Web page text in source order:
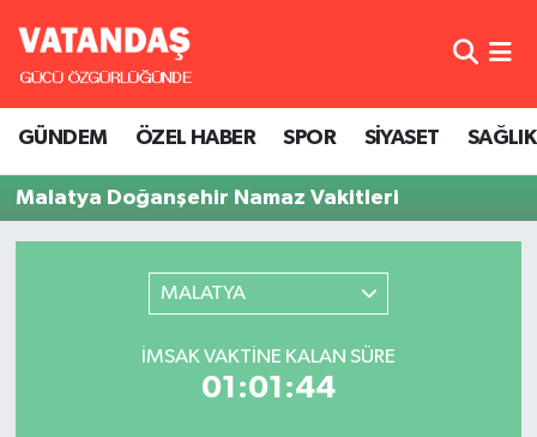
GÜNDEM ÖZEL HABER SPOR SİYASET SAĞLIK
Malatya Doğanşehir Namaz Vakitleri
MALATYA
İMSAK VAKTINE KALAN SÜRE
01:01:44
GÜNDEM
SPOR
Hava Durumu
Süper Lig Puan Durumu ve Fikstür
Tüm Manşetler